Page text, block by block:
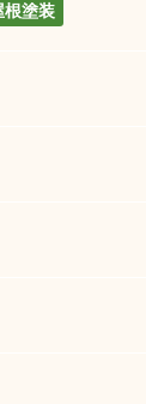
根塗装